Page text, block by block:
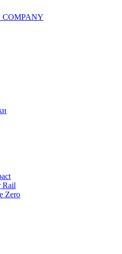
COMPANY
Rail
Zero